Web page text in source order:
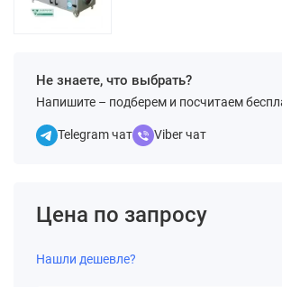
Не знаете, что выбрать?
Напишите – подберем и посчитаем
Telegram чат Viber чат
Цена по запросу
Нашли дешевле?